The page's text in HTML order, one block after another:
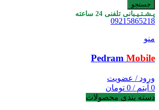
جستجو
پـشـتـیـبانی تلفنی 24 ساعته
09215865218
منو
Pedram Mobile
ورود / عضویت
0 آیتم /
0 تومان
دسته بندی محصولات